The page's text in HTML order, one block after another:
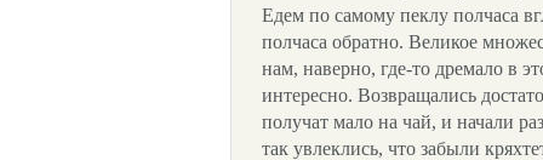
Едем по самому пеклу полчаса
полчаса обратно. Великое
нам, наверно, где-то дремало в
интересно. Возвращались
получат мало на чай, и начали
так увлеклись, что забыли